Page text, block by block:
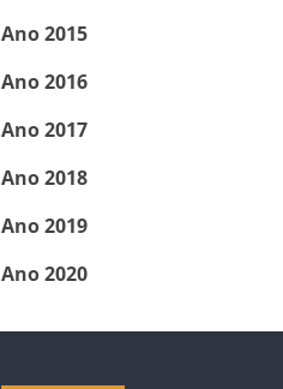
Ano 2015
Ano 2016
Ano 2017
Ano 2018
Ano 2019
Ano 2020